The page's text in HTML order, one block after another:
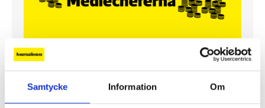
Samtycke Information Om
Så mycket tjänar mediecheferna
Så mycket tjänar 260 mediechefer